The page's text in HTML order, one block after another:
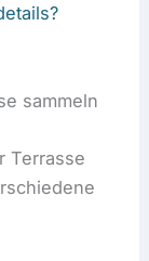
sammeln
Terrasse